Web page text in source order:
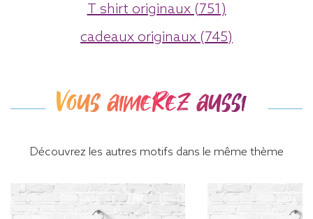
T shirt originaux (751)
cadeaux originaux (745)
Vous aimerez aussi
Découvrez les autres motifs dans le même thème